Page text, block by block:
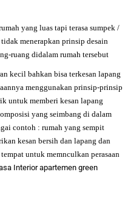
yang luas tapi terasa sumpek /
menerapkan prinsip desain
ruang didalam rumah tersebut
kecil bahkan bisa terkesan lapang
menggunakan prinsip-prinsip
untuk memberi kesan lapang
yang seimbang di dalam
contoh : rumah yang sempit
kesan bersih dan lapang dan
untuk memnculkan perasaan
Interior apartemen green